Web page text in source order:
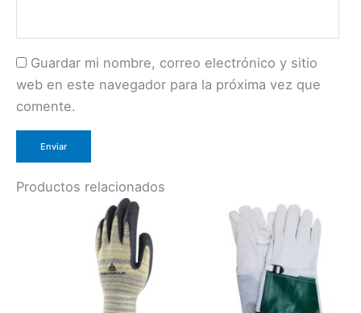
Guardar mi nombre, correo electrónico y sitio
web en este navegador para la próxima vez que
comente.
Productos relacionados